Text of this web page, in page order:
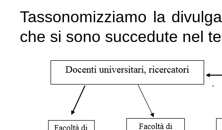
Tassonomizziamo la
che si sono succedute nel